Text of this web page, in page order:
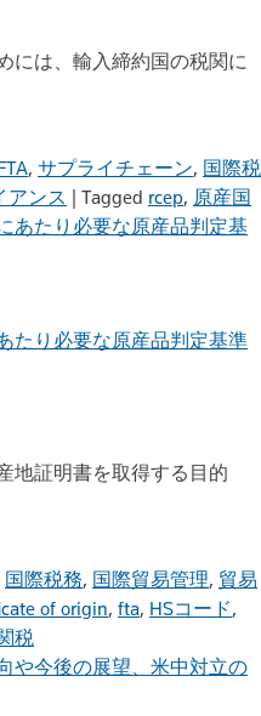
には、輸入締約国の税関に
, サプライチェーン, 国際税
アンス Tagged rcep, 原産国
たり必要な原産品判定基準
地証明書を取得する目的
国際税務, 国際貿易管理, 貿易
of origin, fta, HSコード,
税